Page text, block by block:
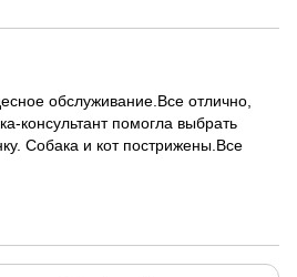
обслуживание.Все отлично,
консультант помогла выбрать
Собака и кот пострижены.Все